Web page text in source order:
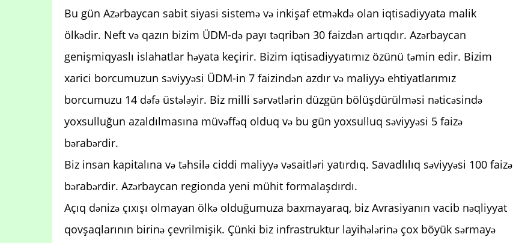
Bu gün Azərbaycan sabit siyasi sistemə və inkişaf etməkdə olan iqtisadiyyata malik
ölkədir. Neft və qazın bizim ÜDM-də payı təqribən 30 faizdən artıqdır. Azərbaycan
genişmiqyaslı islahatlar həyata keçirir. Bizim iqtisadiyyatımız özünü təmin edir. Bizim
xarici borcumuzun səviyyəsi ÜDM-in 7 faizindən azdır və maliyyə ehtiyatlarımız
borcumuzu 14 dəfə üstələyir. Biz milli sərvətlərin düzgün bölüşdürülməsi nəticəsində
yoxsulluğun azaldılmasına müvəffəq olduq və bu gün yoxsulluq səviyyəsi 5 faizə
bərabərdir.
Biz insan kapitalına və təhsilə ciddi maliyyə vəsaitləri yatırdıq. Savadlılıq səviyyəsi 100 faizə
bərabərdir. Azərbaycan regionda yeni mühit formalaşdırdı.
Açıq dənizə çıxışı olmayan ölkə olduğumuza baxmayaraq, biz Avrasiyanın vacib nəqliyyat
qovşaqlarının birinə çevrilmişik. Çünki biz infrastruktur layihələrinə çox böyük sərmayə